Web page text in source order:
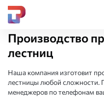
Главная
Производство
лестниц
Наша компания изготовит
лестницы любой сложности.
менеджеров по телефонам